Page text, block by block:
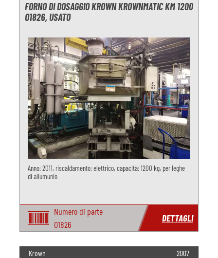
FORNO DI DOSAGGIO KROWN KROWNMATIC KM 1200
O1826, USATO
Anno: 2011, riscaldamento: elettrico, capacità: 1200 kg, per leghe
di allumunio
Numero di parte
O1826
DETTAGLI
Krown 2007